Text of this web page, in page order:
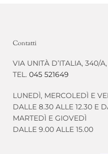
Contatti
VIA UNITÀ D’ITALIA, 340/
TEL. 045 521649
LUNEDÌ, MERCOLEDÌ E
DALLE 8.30 ALLE 12.30 E
MARTEDÌ E GIOVEDÌ
DALLE 9.00 ALLE 15.00